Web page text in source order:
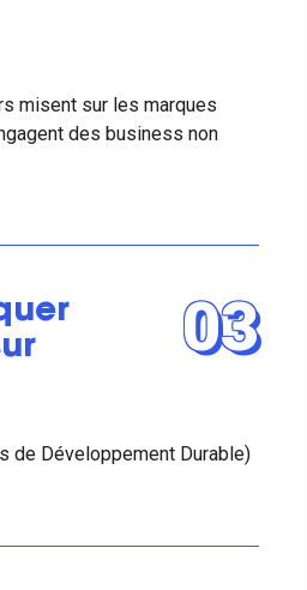
misent sur les marques
des business non
03
de Développement Durable)